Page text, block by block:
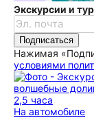
Экскурсии и
Подписаться
Нажимая
условиями
2,5 часа
На автомобиле